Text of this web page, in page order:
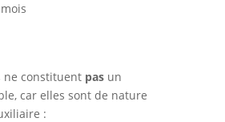
ne constituent pasun
car elles sont de nature
: